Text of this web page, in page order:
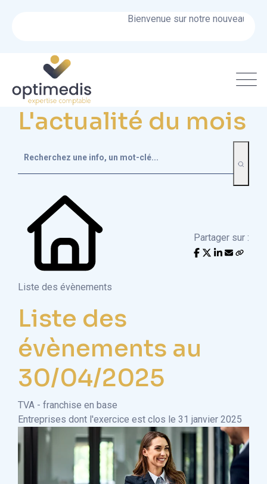
Bienvenue sur notre nouveau site !
L'actualité du mois
Liste des évènements
Partager sur :
Liste des
évènements au
30/04/2025
TVA - franchise en base
Entreprises dont l'exercice est clos le 31 janvier 2025